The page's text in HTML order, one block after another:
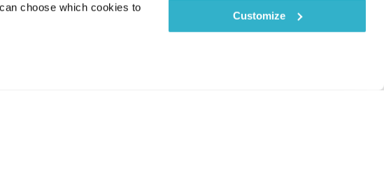
choose which cookies to
Customize